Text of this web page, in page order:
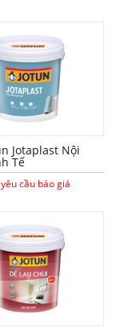
Jotaplast Nội
Tế
cầu báo giá